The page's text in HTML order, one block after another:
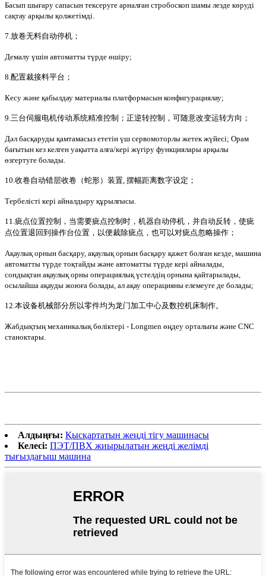
Басып шығару сапасын тексеруге арналған стробоскоп шамы лезде көруді
сақтау арқылы қолжетімді.
7.放卷无料自动停机；
Демалу үшін автоматты түрде өшіру;
8.配置裁接料平台；
Кесу және қабылдау материалы платформасын конфигурациялау;
9.三台伺服电机传动系统精准控制；正逆转控制，可随意改变运转方向；
Дәл басқаруды қамтамасыз ететін үш сервомоторлы жетек жүйесі; Орам
бағытын кез келген уақытта алға/кері жүгіру функциялары арқылы
өзгертуге болады.
10.收卷自动错层收卷（蛇形）装置, 摆幅距离数字设定；
Тербелісті кері айналдыру құрылғысы.
11.疵点位置控制，当需要疵点控制时，机器自动停机，并自动反转，使疵
点位置退回到操作台位置，以便裁除疵点，也可以对疵点忽略操作；
Ақаулық орнын басқару, ақаулық орнын басқару қажет болған кезде, машина
автоматты түрде тоқтайды және автоматты түрде кері айналады,
сондықтан ақаулық орны операциялық үстелдің орнына қайтарылады,
осылайша ақауды жоюға болады, ал ақау операцияны елемеуге де болады;
12.本设备机械部分所以零件均为龙门加工中心及数控机床制作。
Жабдықтың механикалық бөліктері - Longmen өңдеу орталығы және CNC
станоктары.
Алдыңғы: Қысқартатын жеңді тігу машинасы
Келесі: ПЭТ/ПВХ жиырылатын жеңді желімді
тығыздағыш машина